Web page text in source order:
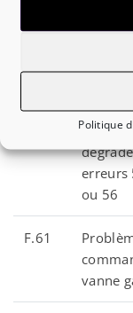
Politique
débit
erreurs
ou 56
F.61
vanne